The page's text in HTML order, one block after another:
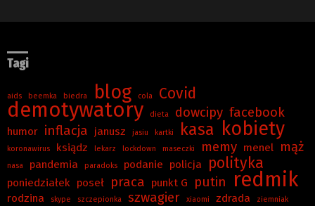
Tagi
aids beemka biedra blog cola Covid
demotywatory dieta dowcipy facebook
humor inflacja janusz jasiu kartki kasa kobiety
koronawirus ksiądz lekarz lockdown maseczki memy menel mąż
nasa pandemia paradoks podanie policja polityka
poniedziałek poseł praca punkt G putin redmik
rodzina skype szczepionka szwagier xiaomi zdrada
ziemniak